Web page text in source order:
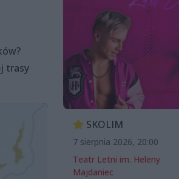
trasy
SKOLIM
7 sierpnia 2026, 20:00
Teatr Letni im. Heleny
Majdaniec